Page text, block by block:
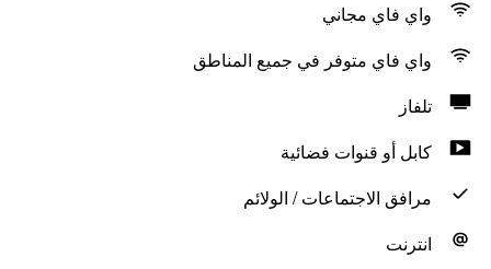
واي فاي مجاني
واي فاي متوفر في جميع المناطق
تلفاز
كابل أو قنوات فضائية
مرافق الاجتماعات / الولائم
انترنت